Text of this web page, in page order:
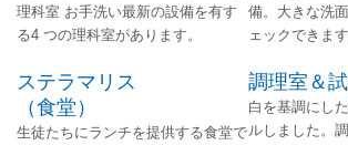
理科室 お手洗い最新の設備を有す
る4 つの理科室があります。
備。大きな洗
ェックできます
ステラマリス
（食堂）
生徒たちにランチを提供する食堂で
調理室＆
白を基調にし
ルしました。